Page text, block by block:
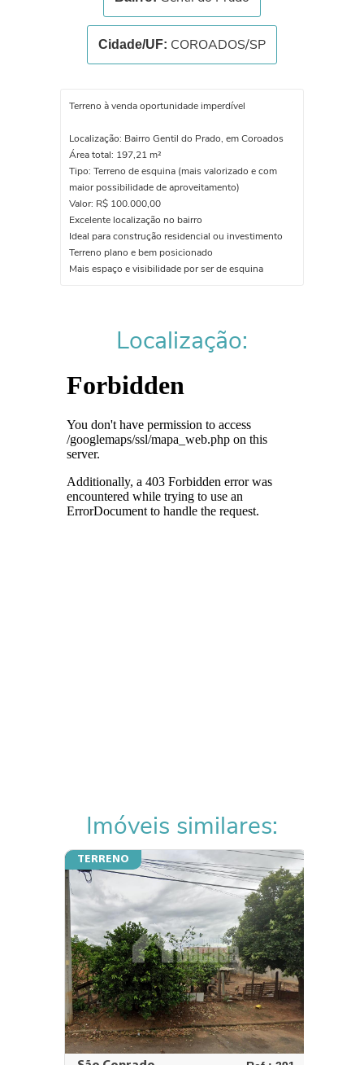
Cidade/UF: COROADOS/SP
Terreno à venda oportunidade imperdível
Localização: Bairro Gentil do Prado, em Coroados
Área total: 197,21 m²
Tipo: Terreno de esquina (mais valorizado e com
maior possibilidade de aproveitamento)
Valor: R$ 100.000,00
Excelente localização no bairro
Ideal para construção residencial ou investimento
Terreno plano e bem posicionado
Mais espaço e visibilidade por ser de esquina
Localização:
Imóveis similares:
TERRENO